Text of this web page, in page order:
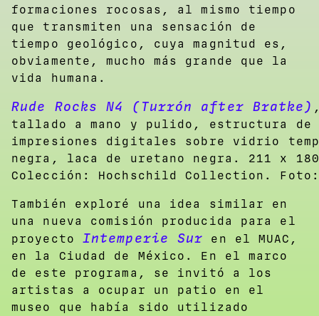
formaciones rocosas, al mismo tiempo
que transmiten una sensación de
tiempo geológico, cuya magnitud es,
obviamente, mucho más grande que la
vida humana.
Rude Rocks N4 (Turrón after Bratke)
tallado a mano y pulido, estructura de
impresiones digitales sobre vidrio
negra, laca de uretano negra. 211 x
Colección: Hochschild Collection.
También exploré una idea similar en
una nueva comisión producida para el
proyecto Intemperie Sur en el MUAC,
en la Ciudad de México. En el marco
de este programa, se invitó a los
artistas a ocupar un patio en el
museo que había sido utilizado